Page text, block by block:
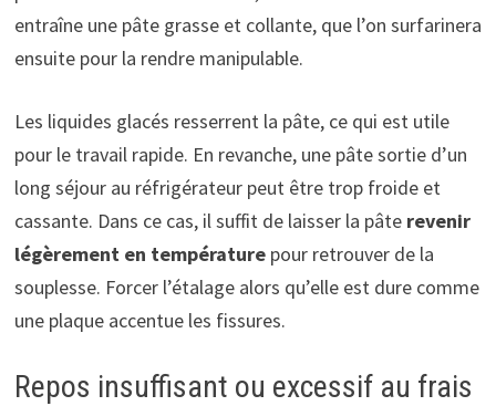
entraîne une pâte grasse et collante, que l’on surfarinera
ensuite pour la rendre manipulable.
Les liquides glacés resserrent la pâte, ce qui est utile
pour le travail rapide. En revanche, une pâte sortie d’un
long séjour au réfrigérateur peut être trop froide et
cassante. Dans ce cas, il suffit de laisser la pâte revenir
légèrement en températurepour retrouver de la
souplesse. Forcer l’étalage alors qu’elle est dure comme
une plaque accentue les fissures.
Repos insuffisant ou excessif au frais